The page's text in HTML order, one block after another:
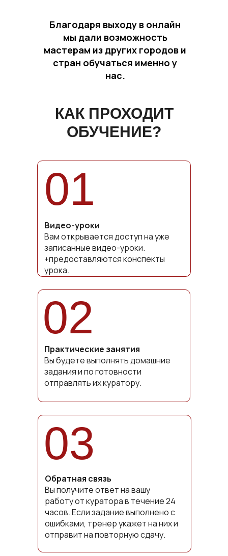
Благодаря выходу в онлайн
мы дали возможность
мастерам из других городов и
стран обучаться именно у
нас.
КАК ПРОХОДИТ
ОБУЧЕНИЕ?
Видео-уроки
Вам открывается доступ на уже
записанные видео-уроки.
+предоставляются конспекты
урока.
01
Практические занятия
Вы будете выполнять домашние
задания и по готовности
отправлять их куратору.
02
03
Обратная связь
Вы получите ответ на вашу
работу от куратора в течение 24
часов. Если задание выполнено с
ошибками, тренер укажет на них и
отправит на повторную сдачу.